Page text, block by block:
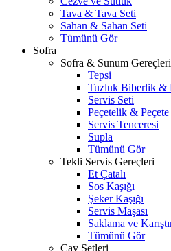
Tava & Tava Seti
Sahan & Sahan Seti
Tümünü Gör
Sofra
Sofra & Sunum Gereçleri
Tepsi
Tuzluk Biberlik &
Servis Seti
Peçetelik &
Servis Tenceresi
Supla
Tümünü Gör
Tekli Servis Gereçleri
Et Çatalı
Sos Kaşığı
Şeker Kaşığı
Servis Maşası
Saklama ve
Tümünü Gör
Çay Setleri